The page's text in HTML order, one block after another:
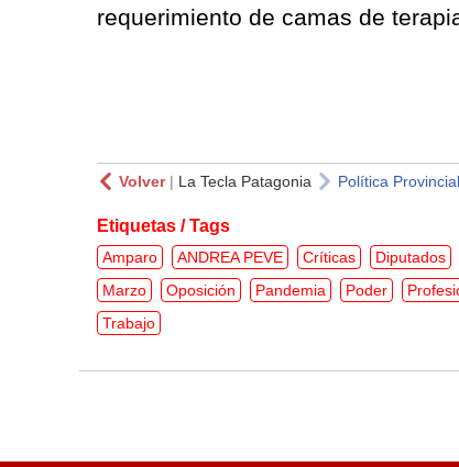
requerimiento de camas de
Volver| La Tecla Patagonia Política Provincial
Etiquetas / Tags
Amparo ANDREA PEVE Críticas Diputados
Marzo
Oposición Pandemia Poder
Trabajo